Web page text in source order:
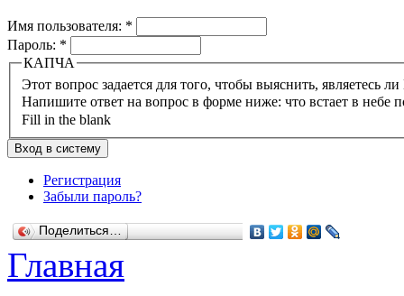
Имя пользователя: *
Пароль: *
КАПЧА
Напишите ответ на вопрос в форме ниже: что встает в небе
Fill in the blank
Регистрация
Забыли пароль?
Поделиться…
Главная